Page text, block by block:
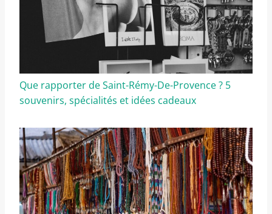
Que rapporter de Saint-Rémy-De-Provence ? 5
souvenirs, spécialités et idées cadeaux